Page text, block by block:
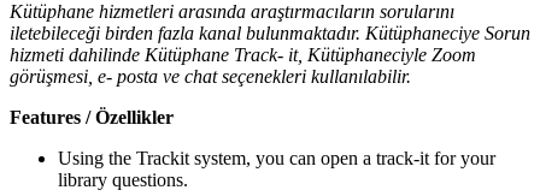
Kütüphane hizmetleri arasında araştırmacıların sorularını
iletebileceği birden fazla kanal bulunmaktadır. Kütüphaneciye Sorun
hizmeti dahilinde Kütüphane Track- it, Kütüphaneciyle Zoom
görüşmesi, e- posta ve chat seçenekleri kullanılabilir.
Features / Özellikler
Using the Trackit system, you can open a track-it for your
library questions.